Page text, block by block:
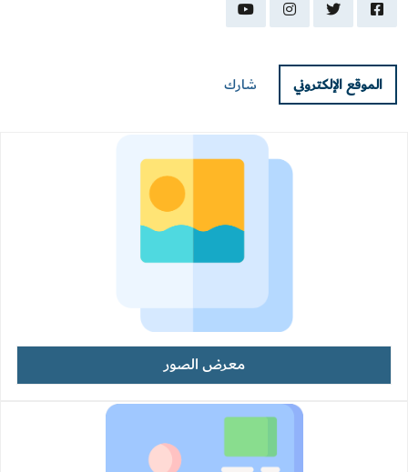
facebook
twitter
instagram
الموقع الإلكتروني شارك
معرض الصور